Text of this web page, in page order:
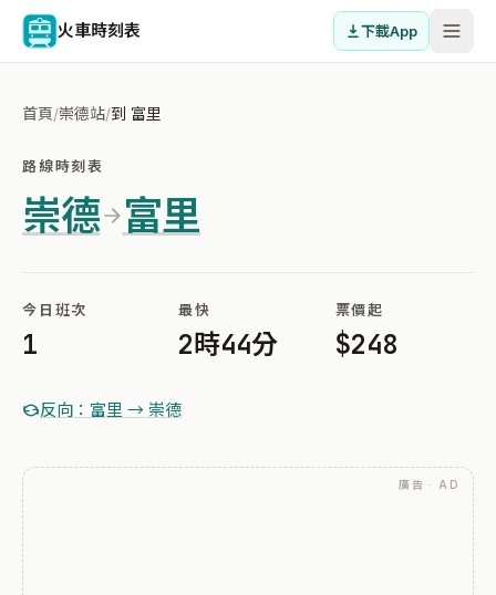
火車時刻表 下載App
首頁/崇德站/到 富里
路線時刻表
崇德 富里
今日班次
1
最快
2時44分
票價起
$248
反向：富里 → 崇德
廣告 · AD